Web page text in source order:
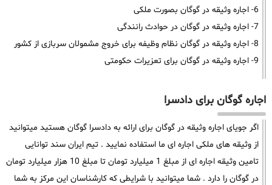
6- اجاره وثیقه در گوگان بصورت ملکی
7- اجاره وثیقه در گوگان در حوادث رانندگی
8- اجاره وثیقه در گوگان نظام وظیفه برای خروج مشمولان سربازی از کشور
9- اجاره وثیقه در گوگان برای تعزیرات حکومتی
اجاره گوگان برای دادسرا
اگر جویای اجاره وثیقه در گوگان برای ارائه به دادسرا گوگان هستید میتوانید
از وثیقه های ملکی اجاره ای ما استفاده نمایید . تیم ایران سند توانایی
تامین وثیقه اجاره ای از مبلغ 1 میلیارد تومان تا مبلغ 10 هزار میلیارد تومان
در گوگان را دارد . شما میتوانید با شرایطی که کارشناسان این مرکز به شما